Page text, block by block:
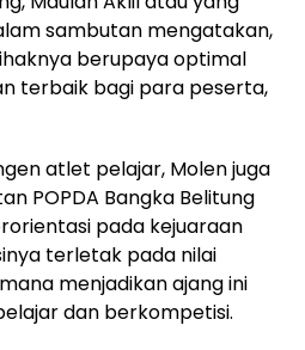
sambutan mengatakan,
berupaya optimal
terbaik bagi para peserta,
atlet pelajar, Molen juga
POPDA Bangka Belitung
pada kejuaraan
terletak pada nilai
menjadikan ajang ini
dan berkompetisi.